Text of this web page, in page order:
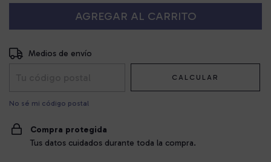
Entregas para el CP:
Medios de envío
CALCULAR
No sé mi código postal
Compra protegida
Tus datos cuidados durante toda la compra.